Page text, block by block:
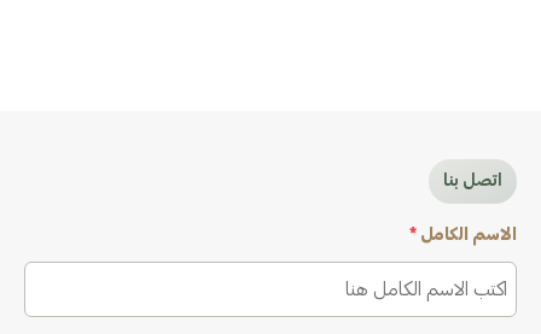
اتصل بنا
الاسم الكامل *